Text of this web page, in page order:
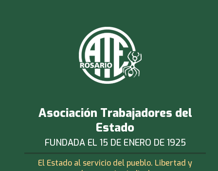
Asociación Trabajadores del
Estado
FUNDADA EL 15 DE ENERO DE 1925
El Estado al servicio del pueblo. Libertad y